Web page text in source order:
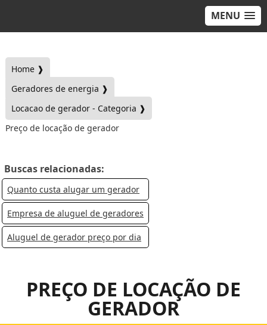
MENU
Home ❱
Geradores de energia ❱
Locacao de gerador - Categoria ❱
Preço de locação de gerador
Buscas relacionadas:
Quanto custa alugar um gerador
Empresa de aluguel de geradores
Aluguel de gerador preço por dia
PREÇO DE LOCAÇÃO DE
GERADOR